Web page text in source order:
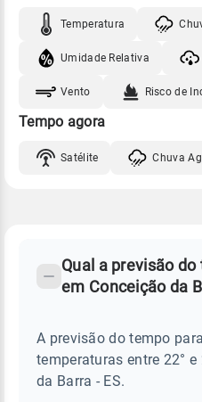
Temperatura
Umidade Relativa
Vento Risco de
Tempo agora
Satélite Chuva
CONCEIÇÃO
BARRA
Perguntas
sobre
chuva
Qual a previsão
em Conceição da
A previsão do tempo
temperaturas entre 22° e
da Barra - ES.